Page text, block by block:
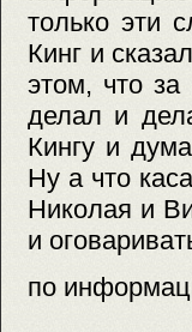
только эти
Кинг и
этом, что
делал и
Кингу и
Ну а что
Николая и
и
по